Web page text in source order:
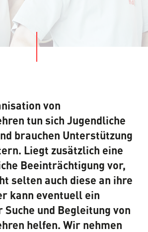
von
tun sich Jugendliche
brauchen Unterstützung
Liegt zusätzlich eine
Beeinträchtigung vor,
selten auch diese an ihre
kann eventuell ein
Suche und Begleitung von
helfen. Wir nehmen